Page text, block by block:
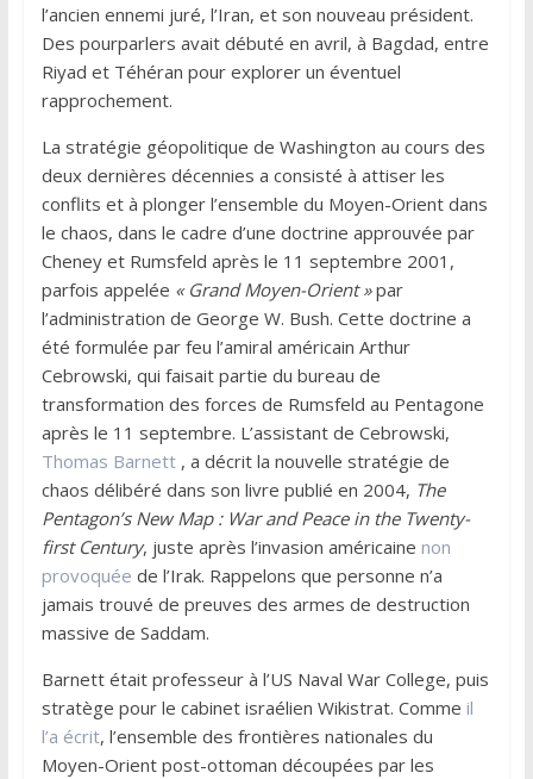
l’ancien ennemi juré, l’Iran, et son nouveau président.
Des pourparlers avait débuté en avril, à Bagdad, entre
Riyad et Téhéran pour explorer un éventuel
rapprochement.
La stratégie géopolitique de Washington au cours des
deux dernières décennies a consisté à attiser les
conflits et à plonger l’ensemble du Moyen-Orient dans
le chaos, dans le cadre d’une doctrine approuvée par
Cheney et Rumsfeld après le 11 septembre 2001,
parfois appelée « Grand Moyen-Orient »par
l’administration de George W. Bush. Cette doctrine a
été formulée par feu l’amiral américain Arthur
Cebrowski, qui faisait partie du bureau de
transformation des forces de Rumsfeld au Pentagone
après le 11 septembre. L’assistant de Cebrowski,
Thomas Barnett, a décrit la nouvelle stratégie de
chaos délibéré dans son livre publié en 2004, The
Pentagon’s New Map : War and Peace in the Twenty-
first Century, juste après l’invasion américaine non
provoquée de l’Irak. Rappelons que personne n’a
jamais trouvé de preuves des armes de destruction
massive de Saddam.
Barnett était professeur à l’US Naval War College, puis
stratège pour le cabinet israélien Wikistrat. Comme il
l’a écrit, l’ensemble des frontières nationales du
Moyen-Orient post-ottoman découpées par les